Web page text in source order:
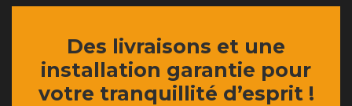
Des livraisons et une
installation garantie pour
votre tranquillité d’esprit !